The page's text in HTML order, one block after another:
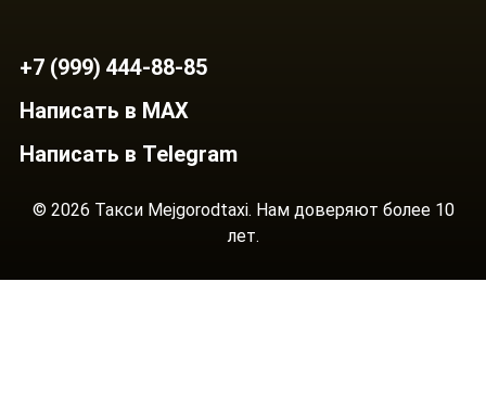
+7 (999) 444-88-85
Написать в MAX
Написать в Telegram
© 2026 Такси Mejgorodtaxi. Нам доверяют более 10
лет.